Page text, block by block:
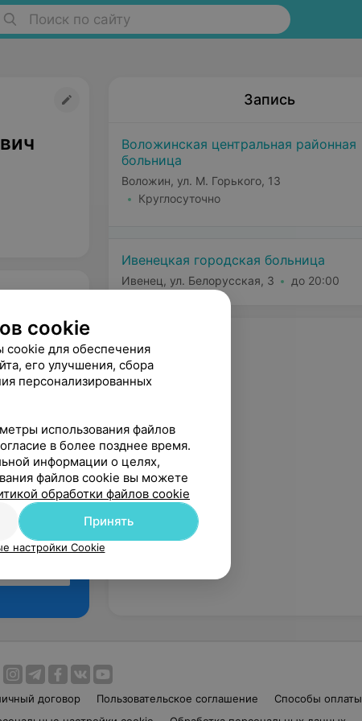
Поиск по сайту
Запись
Воложинская центральная районная
больница
Воложин, ул. М. Горького, 13
Круглосуточно
Ивенецкая городская больница
Ивенец, ул. Белорусская, 3 до 20:00
договор Пользовательское соглашение Способы оплаты
cookie
cookie для обеспечения
его улучшения, сбора
персонализированных
использования файлов
в более позднее время.
информации о целях,
файлов cookie вы можете
обработки файлов cookie
Принять
настройки Cookie